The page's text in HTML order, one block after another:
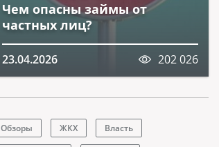
Чем опасны займы от
частных лиц?
23.04.2026 202 026
Обзоры ЖКХ Власть